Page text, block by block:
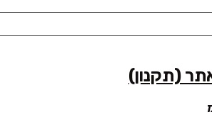
(תקנון)